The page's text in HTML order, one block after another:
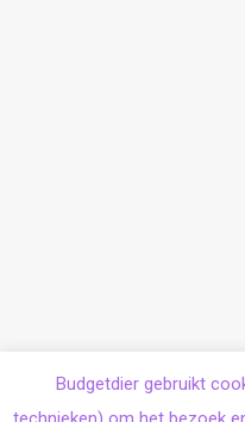
Budgetdier gebruikt